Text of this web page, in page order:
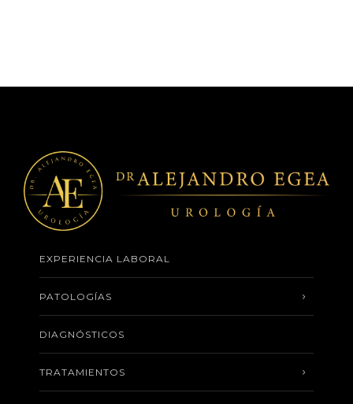
EXPERIENCIA LABORAL
PATOLOGÍAS
DIAGNÓSTICOS
TRATAMIENTOS